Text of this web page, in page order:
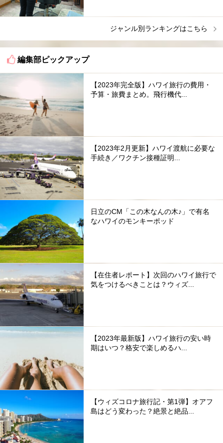
ジャンル別ランキングはこちら
編集部ピックアップ
【2023年完全版】ハワイ旅行の費用・
予算・旅費まとめ。飛行機代...
【2023年2月更新】ハワイ渡航に必要な
手続き／ワクチン接種証明...
日立のCM「この木なんの木♪」で有名
なハワイのモンキーポッド
【在住者レポート】次回のハワイ旅行で
気をつけるべきことは？ウィズ...
【2023年最新版】ハワイ旅行の安い時
期はいつ？格安で楽しめるハ...
【ウィズコロナ旅行記・第1弾】オアフ
島はどう変わった？絶景と絶品...